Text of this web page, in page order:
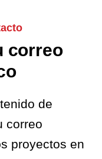
correo
de
correo
proyectos en